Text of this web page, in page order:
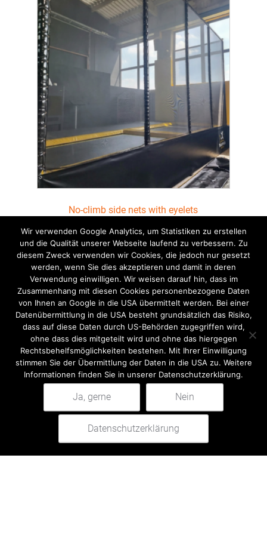
multiple
variants.
options
be
chosen
the
product
page
No-climb side nets with eyelets
96,53€ – 719,18€Price
range:
96,53 €
through
719,18 €
Select options
This
product
has
multiple
variants.
The
options
may
be
chosen
on
the
page
0
Wir verwenden Google Analytics, um Statistiken zu erstellen
und die Qualität unserer Webseite laufend zu verbessern. Zu
diesem Zweck verwenden wir Cookies, die jedoch nur gesetzt
werden, wenn Sie dies akzeptieren und damit in deren
Verwendung einwilligen. Wir weisen darauf hin, dass im
Zusammenhang mit diesen Cookies personenbezogene Daten
von Ihnen an Google in die USA übermittelt werden. Bei einer
Datenübermittlung in die USA besteht grundsätzlich das Risiko,
dass auf diese Daten durch US-Behörden zugegriffen wird,
ohne dass dies mitgeteilt wird und ohne das hiergegen
Rechtsbehelfsmöglichkeiten bestehen. Mit Ihrer Einwilligung
stimmen Sie der Übermittlung der Daten in die USA zu. Weitere
Informationen finden Sie in unserer Datenschutzerklärung.
Ja, gerne Nein
Datenschutzerklärung